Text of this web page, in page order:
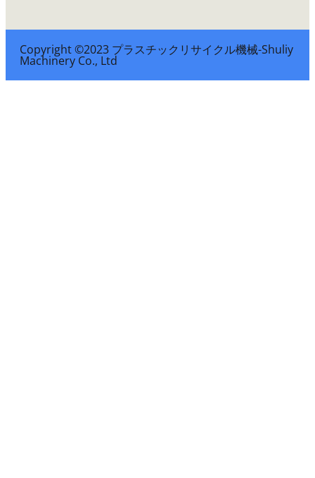
Copyright ©2023 プラスチックリサイクル機械-Shuliy
Machinery Co., Ltd